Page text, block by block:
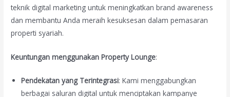
teknik digital marketing untuk meningkatkan brand awareness
dan membantu Anda meraih kesuksesan dalam pemasaran
properti syariah.
Keuntungan menggunakan Property Lounge:
Pendekatan yang Terintegrasi: Kami menggabungkan
berbagai saluran digital untuk menciptakan kampanye